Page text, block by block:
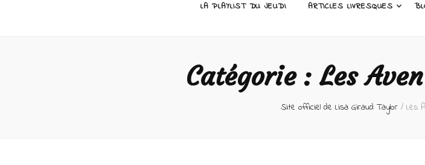
LA PLAYLIST DU JEUDI
ARTICLES LIVRESQUES
Catégorie :Les
Site officiel de Lisa Giraud Taylor / Les